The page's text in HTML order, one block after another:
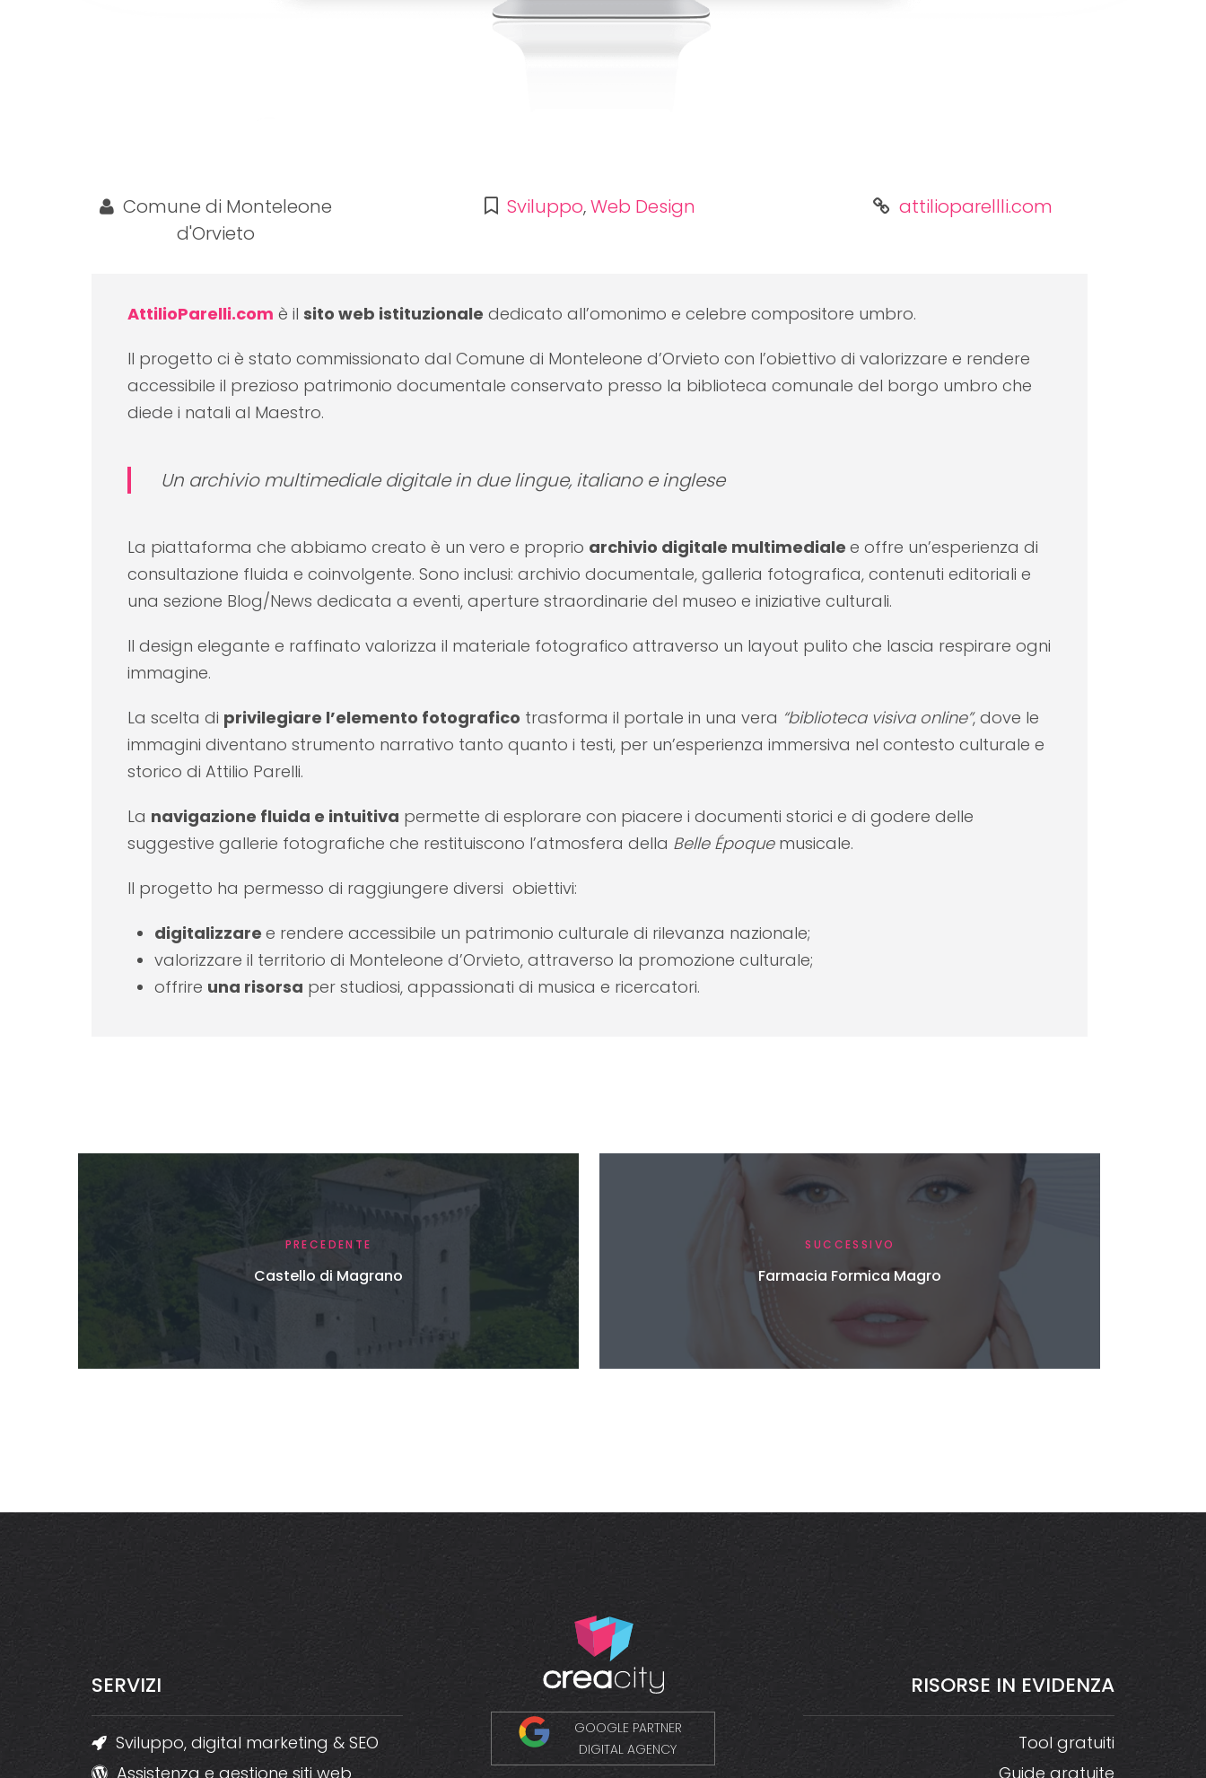
Comune di Monteleone
d'Orvieto
Sviluppo,Web Design attilioparellli.com
AttilioParelli.com è il sito web istituzionale dedicato all’omonimo e celebre compositore umbro.
Il progetto ci è stato commissionato dal Comune di Monteleone d’Orvieto con l’obiettivo di valorizzare e rendere
accessibile il prezioso patrimonio documentale conservato presso la biblioteca comunale del borgo umbro che
diede i natali al Maestro.
Un archivio multimediale digitale in due lingue, italiano e inglese
La piattaforma che abbiamo creato è un vero e proprio archivio digitale multimediale e offre un’esperienza di
consultazione fluida e coinvolgente. Sono inclusi: archivio documentale, galleria fotografica, contenuti editoriali e
una sezione Blog/News dedicata a eventi, aperture straordinarie del museo e iniziative culturali.
Il design elegante e raffinato valorizza il materiale fotografico attraverso un layout pulito che lascia respirare ogni
immagine.
La scelta di privilegiare l’elemento fotografico trasforma il portale in una vera “biblioteca visiva online”, dove le
immagini diventano strumento narrativo tanto quanto i testi, per un’esperienza immersiva nel contesto culturale e
storico di Attilio Parelli.
La navigazione fluida e intuitiva permette di esplorare con piacere i documenti storici e di godere delle
suggestive gallerie fotografiche che restituiscono l’atmosfera della Belle Époquemusicale.
Il progetto ha permesso di raggiungere diversi obiettivi:
digitalizzare e rendere accessibile un patrimonio culturale di rilevanza nazionale;
valorizzare il territorio di Monteleone d’Orvieto, attraverso la promozione culturale;
offrire una risorsa per studiosi, appassionati di musica e ricercatori.
PRECEDENTE
Castello di Magrano
SUCCESSIVO
Farmacia Formica Magro
SERVIZI
Sviluppo, digital marketing & SEO
Assistenza e gestione siti web
GOOGLE PARTNER
DIGITAL AGENCY
RISORSE IN EVIDENZA
Tool gratuiti
Guide gratuite